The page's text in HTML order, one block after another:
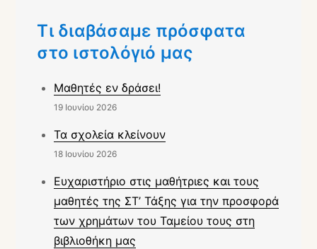
Τι διαβάσαμε πρόσφατα
στο ιστολόγιό μας
Μαθητές εν δράσει!
19 Ιουνίου 2026
Τα σχολεία κλείνουν
18 Ιουνίου 2026
Ευχαριστήριο στις μαθήτριες και τους
μαθητές της ΣΤ’ Τάξης για την προσφορά
των χρημάτων του Ταμείου τους στη
βιβλιοθήκη μας